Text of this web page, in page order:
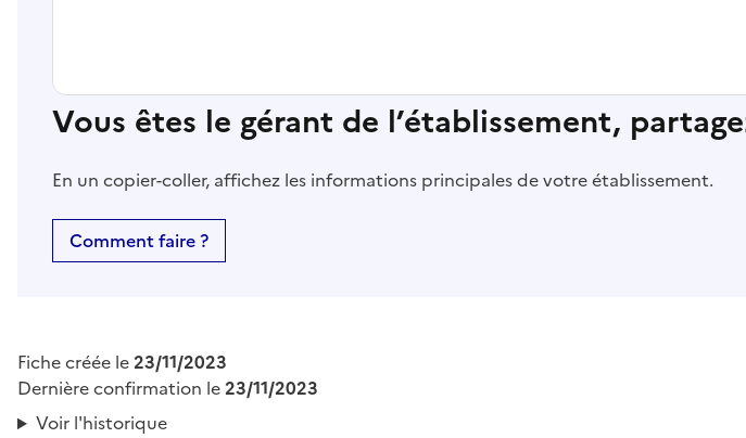
Vous êtes le gérant de l’établissement,
En un copier-coller, affichez les informations principales de votre établissement.
Comment faire ?
Fiche créée le23/11/2023
Dernière confirmation le23/11/2023
Voir l'historique